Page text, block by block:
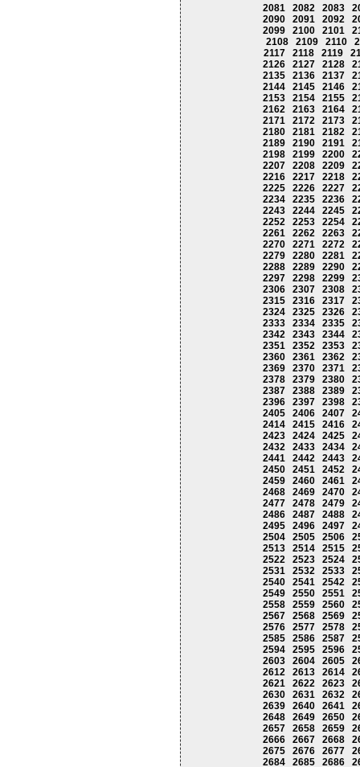
2081
2082 2083
2090
2091 2092
2099
2100 2101
2108
2109 2110
2117
2118 2119
2126
2127 2128
2135
2136 2137
2144
2145 2146
2153
2154 2155
2162
2163 2164
2171
2172 2173
2180
2181 2182
2189
2190 2191
2198
2199 2200
2207
2208 2209
2216
2217 2218
2225
2226 2227
2234
2235 2236
2243
2244 2245
2252
2253 2254
2261
2262 2263
2270
2271 2272
2279
2280 2281
2288
2289 2290
2297
2298 2299
2306
2307 2308
2315
2316 2317
2324
2325 2326
2333
2334 2335
2342
2343 2344
2351
2352 2353
2360
2361 2362
2369
2370 2371
2378
2379 2380
2387
2388 2389
2396
2397 2398
2405
2406 2407
2414
2415 2416
2423
2424 2425
2432
2433 2434
2441
2442 2443
2450
2451 2452
2459
2460 2461
2468
2469 2470
2477
2478 2479
2486
2487 2488
2495
2496 2497
2504
2505 2506
2513
2514 2515
2522
2523 2524
2531
2532 2533
2540
2541 2542
2549
2550 2551
2558
2559 2560
2567
2568 2569
2576
2577 2578
2585
2586 2587
2594
2595 2596
2603
2604 2605
2612
2613 2614
2621
2622 2623
2630
2631 2632
2639
2640 2641
2648
2649 2650
2657
2658 2659
2666
2667 2668
2675
2676 2677
2684
2685 2686